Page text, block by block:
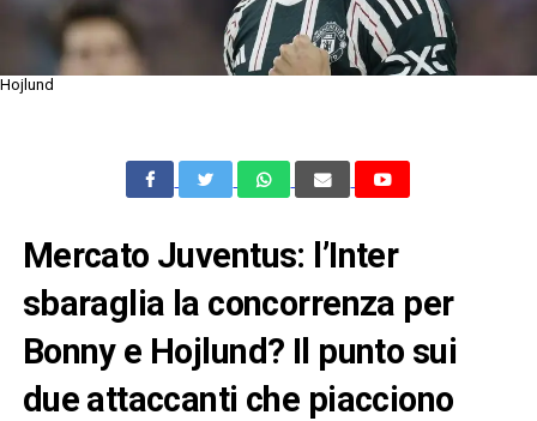
Hojlund
Mercato Juventus: l’Inter
sbaraglia la concorrenza per
Bonny e Hojlund? Il punto sui
due attaccanti che piacciono